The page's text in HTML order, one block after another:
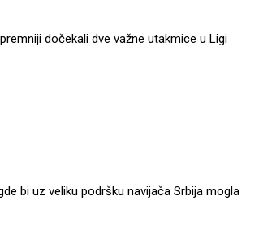
dočekali dve važne utakmice u Ligi
bi uz veliku podršku navijača Srbija mogla